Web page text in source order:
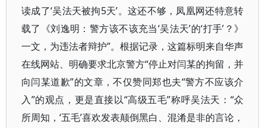
读成了‘吴法天被拘5天’。这还不够，凤凰网还特意转
载了《刘逸明：警方该不该充当‘吴法天’的‘打手’？》
一文，为违法者辩护”。根据记录，这篇标明来自华声
在线网站、明确要求北京警方“停止对闫某的拘留，并
向闫某道歉”的文章，不仅赞同郑也夫“警方不应该介
入”的观点，更是直接以“高级五毛”称呼吴法天：“众
所周知，‘五毛’喜欢发表颠倒黑白、混淆是非的言论，